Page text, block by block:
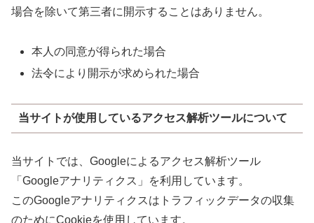
場合を除いて第三者に開示することはありません。
本人の同意が得られた場合
法令により開示が求められた場合
当サイトが使用しているアクセス解析ツールについて
当サイトでは、Googleによるアクセス解析ツール
「Googleアナリティクス」を利用しています。
このGoogleアナリティクスはトラフィックデータの収集
のためにCookieを使用しています。